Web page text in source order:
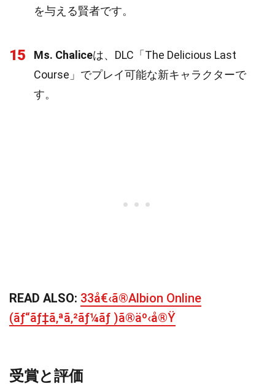
を与える賢者です。
15 Ms. Chaliceは、DLC「The Delicious Last
Course」でプレイ可能な新キャラクターで
す。
READ ALSO: 33å€‹ã®Albion Online
(ãƒ“ãƒ‡ã‚ªã‚²ãƒ¼ãƒ )ã®äº‹å®Ÿ
受賞と評価